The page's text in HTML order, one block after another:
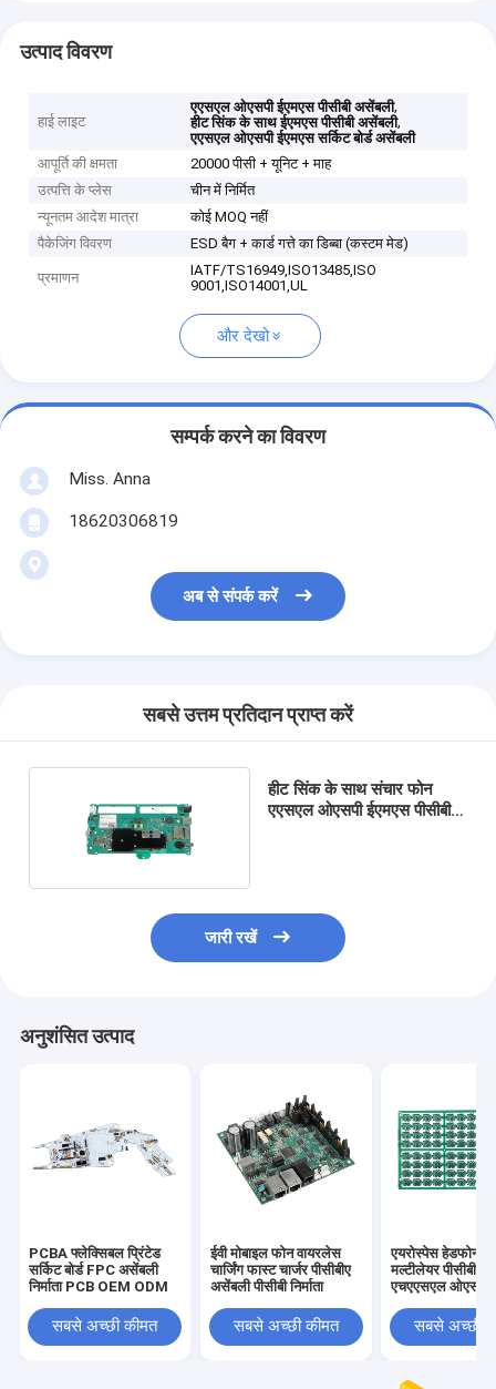
उत्पाद विवरण
हाई लाइट
एएसएल ओएसपी ईएमएस पीसीबी असेंबली,
हीट सिंक के साथ ईएमएस पीसीबी असेंबली,
एएसएल ओएसपी ईएमएस सर्किट बोर्ड असेंबली
आपूर्ति की क्षमता
20000 पीसी + यूनिट + माह
उत्पत्ति के प्लेस
चीन में निर्मित
न्यूनतम आदेश मात्रा
कोई MOQ नहीं
पैकेजिंग विवरण
ESD बैग + कार्ड गत्ते का डिब्बा (कस्टम मेड)
प्रमाणन
IATF/TS16949,ISO13485,ISO
9001,ISO14001,UL
और देखो
सम्पर्क करने का विवरण
Miss. Anna
18620306819
अब से संपर्क करें
सबसे उत्तम प्रतिदान प्राप्त करें
हीट सिंक के साथ संचार फोन
एएसएल ओएसपी ईएमएस पीसीबी
जारी रखें
अनुशंसित उत्पाद
PCBA फ्लेक्सिबल प्रिंटेड
सर्किट बोर्ड FPC असेंबली
निर्माता PCB OEM ODM
सबसे अच्छी कीमत
ईवी मोबाइल फोन वायरलेस
चार्जिंग फास्ट चार्जर पीसीबीए
असेंबली पीसीबी निर्माता
सबसे अच्छी कीमत
एयरोस्पेस हेडफोन
मल्टीलेयर पीसीबीए
एचएएसएल ओएसपी
सबसे अच्छी